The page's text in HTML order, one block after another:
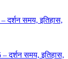
– दर्शन समय, इतिहास,
दर्शन समय, इतिहास,